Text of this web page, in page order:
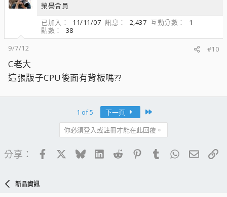
榮譽會員
已加入
11/11/07 訊息 2,437 互動分數
1
點數
38
9/7/12
#10
C老大
這張版子CPU後面有背板嗎??
1 of 5 下一頁
你必須登入或註冊才能在此回覆。
分享： FacebookBlueskyLinkedIn
Reddit PinterestTumblrWhatsApp
電子
新品資訊